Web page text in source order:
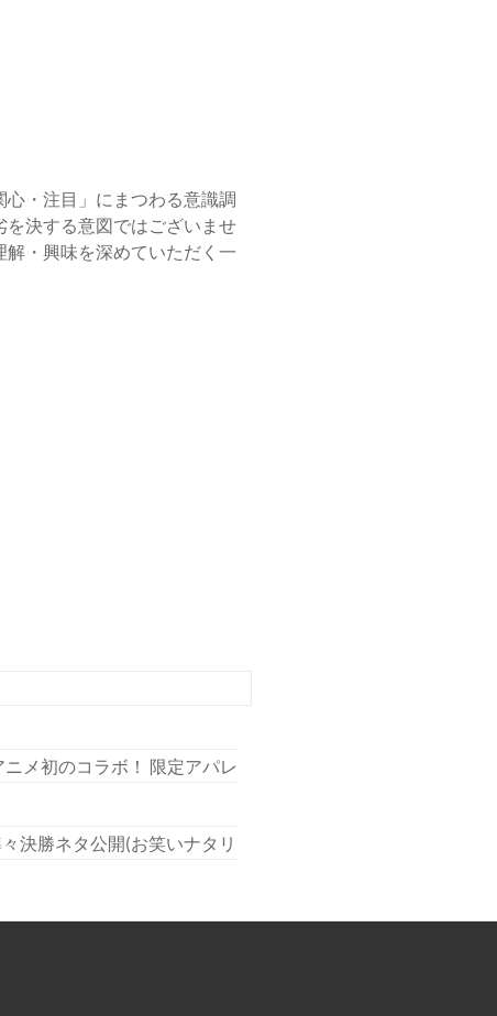
・注目」にまつわる意識調
決する意図ではございませ
・興味を深めていただく一
メ初のコラボ！ 限定アパレ
決勝ネタ公開(お笑いナタリ